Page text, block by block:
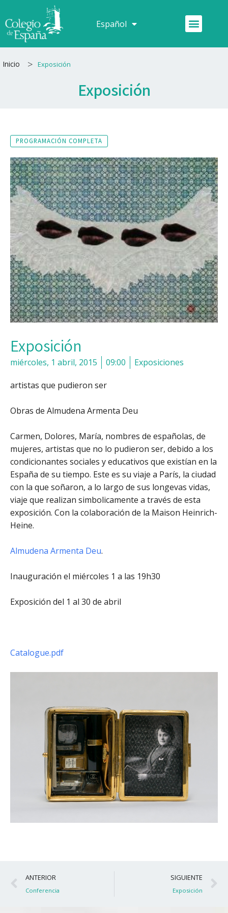
al
contenido
Español
Français Menú
Inicio > Exposición
Exposición
PROGRAMACIÓN COMPLETA
Exposición
miércoles, 1 abril, 2015 09:00 Exposiciones
artistas que pudieron ser
Obras de Almudena Armenta Deu
Carmen, Dolores, María, nombres de españolas, de
mujeres, artistas que no lo pudieron ser, debido a los
condicionantes sociales y educativos que existían en la
España de su tiempo. Este es su viaje a París, la ciudad
con la que soñaron, a lo largo de sus longevas vidas,
viaje que realizan simbolicamente a través de esta
exposición. Con la colaboración de la Maison Heinrich-
Heine.
Almudena Armenta Deu.
Inauguración el miércoles 1 a las 19h30
Exposición del 1 al 30 de abril
Catalogue.pdf
Ant
ANTERIOR
Conferencia
SIGUIENTE
Exposición